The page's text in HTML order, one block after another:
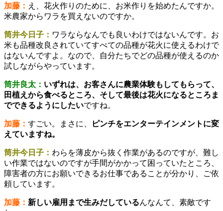
加藤： え、花火作りのために、お米作りを始めたんですか。
米農家からワラを買えないのですか。
筒井今日子： ワラならなんでも良いわけではないんです。お
米も品種改良されていてすべての品種が花火に使えるわけで
はないんですよ。なので、自分たちでどの品種が使えるのか
試しながらやっています。
筒井良太： いずれは、お客さんに農業体験もしてもらって、
田植えから食べるところ、そして最後は花火になるところま
でできるようにしたいですね。
加藤： すごい。まさに、
ピンチをエンターテインメントに変
えていますね。
筒井今日子： わらを薄皮から抜く作業があるのですが、難し
い作業ではないのですが手間がかかって困っていたところ、
障害者の方にお願いできるお仕事であることが分かり、ご依
頼しています。
加藤： 新しい雇用まで生みだしているんなんて、素敵です